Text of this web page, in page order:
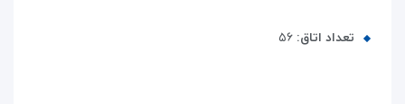
تعداد اتاق: ۵۶